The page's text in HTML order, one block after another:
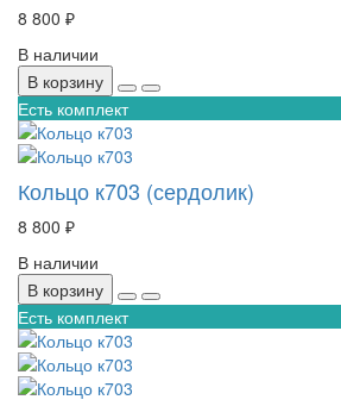
8 800 ₽
В наличии
В корзину
Есть комплект
Кольцо к703 (сердолик)
8 800 ₽
В наличии
В корзину
Есть комплект